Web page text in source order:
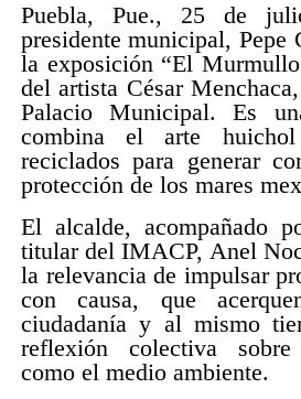
Puebla, Pue., 25 de
presidente municipal, Pepe
la exposición “El
del artista César
Palacio Municipal. Es
combina el arte
reciclados para generar
protección de los mares
El alcalde, acompañado
titular del IMACP, Anel
la relevancia de impulsar
con causa, que
ciudadanía y al mismo
reflexión colectiva sobre
como el medio ambiente.